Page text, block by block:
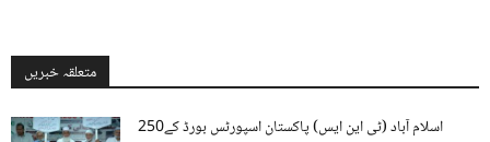
متعلقہ خبریں
اسلام آباد (ٹی این ایس) پاکستان اسپورٹس بورڈ کے250